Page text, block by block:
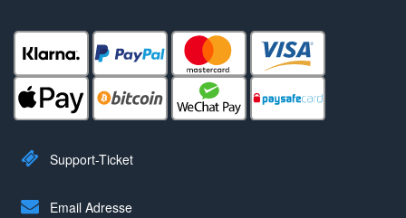
Support-Ticket
Email Adresse